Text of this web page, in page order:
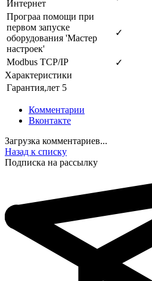
Интернет
Програа помощи при
первом запуске
оборудования 'Мастер
настроек'
✓
Modbus TCP/IP
✓
Характеристики
Гарантия,лет 5
Комментарии
Вконтакте
Загрузка комментариев...
Назад к списку
Подписка на рассылку